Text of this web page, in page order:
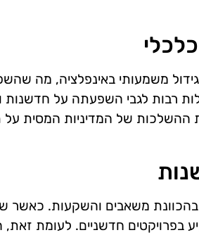
משמעותי באינפלציה, מה
רבות לגבי השפעתה על חדשנות
ההשלכות של המדיניות המסית על
משאבים והשקעות. כאשר
בפרויקטים חדשניים. לעומת זאת,